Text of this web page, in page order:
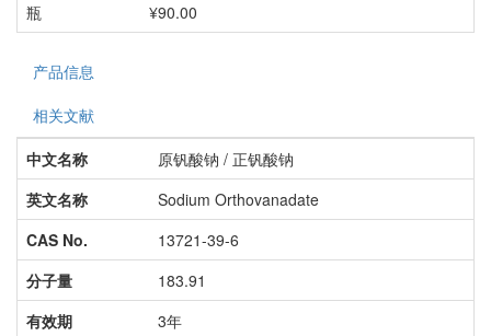
瓶
¥90.00
产品信息
相关文献
中文名称
原钒酸钠 / 正钒酸钠
英文名称
Sodium Orthovanadate
CAS No.
13721-39-6
分子量
183.91
有效期
3年